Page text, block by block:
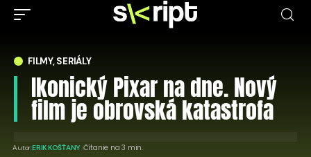
FILMY, SERIÁLY
Ikonický Pixar na dne. Nový
film je obrovská katastrofa
Autor:ERIK KOŠŤANY Čítanie na 3 min.